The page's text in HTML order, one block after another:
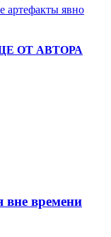
артефакты явно
ОТ АВТОРА
вне времени